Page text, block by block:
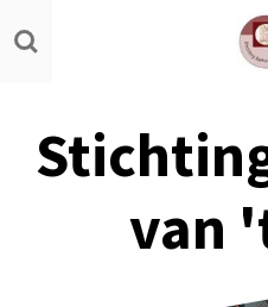
Ga
direct
hoofdinhoud
van